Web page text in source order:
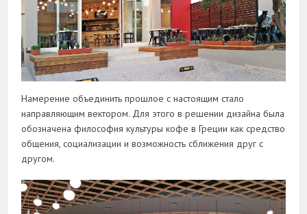
Намерение объединить прошлое с настоящим стало
направляющим вектором. Для этого в решении дизайна была
обозначена философия культуры кофе в Греции как средство
общения, социализации и возможность сближения друг с
другом.